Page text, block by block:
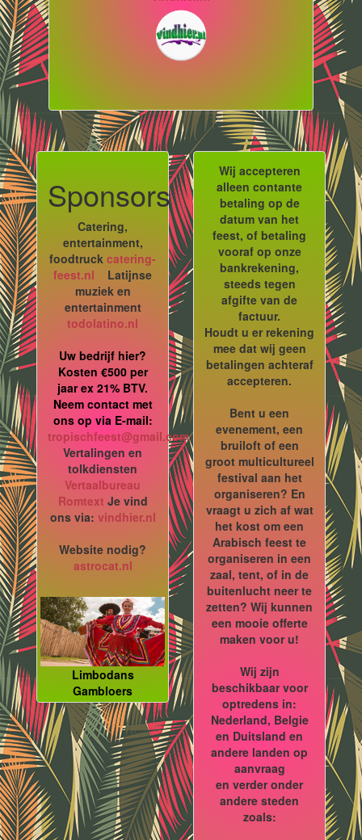
Sponsors
Catering,
entertainment,
foodtruck catering-
feest.nl Latijnse
muziek en
entertainment
todolatino.nl
Uw bedrijf hier?
Kosten €500 per
jaar ex 21% BTV.
Neem contact met
ons op via E-mail:
tropischfeest@gmail.com
Vertalingen en
tolkdiensten
Vertaalbureau
Romtext Je vind
ons via: vindhier.nl
Website nodig?
astrocat.nl
Limbodans
Gambloers
Wij accepteren
alleen contante
betaling op de
datum van het
feest, of betaling
vooraf op onze
bankrekening,
steeds tegen
afgifte van de
factuur.
Houdt u er rekening
mee dat wij geen
betalingen achteraf
accepteren.
Bent u een
evenement, een
bruiloft of een
groot multicultureel
festival aan het
organiseren? En
vraagt u zich af wat
het kost om een
Arabisch feest te
organiseren in een
zaal, tent, of in de
buitenlucht neer te
zetten? Wij kunnen
een mooie offerte
maken voor u!
Wij zijn
beschikbaar voor
optredens in:
Nederland, Belgie
en Duitsland en
andere landen op
aanvraag
en verder onder
andere steden
zoals: